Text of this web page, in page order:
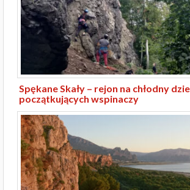
Spękane Skały – rejon na chłodny
początkujących wspinaczy